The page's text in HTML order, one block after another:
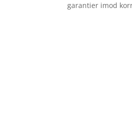
garantier imod